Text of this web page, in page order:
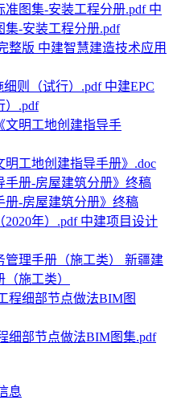
中
集-安装工程分册.pdf
中建智慧建造技术应用
中建EPC
）.pdf
工地创建指导手册》.doc
册-房屋建筑分册》终稿
中建项目设计
新疆建
施工类）
细部节点做法BIM图集.pdf
息